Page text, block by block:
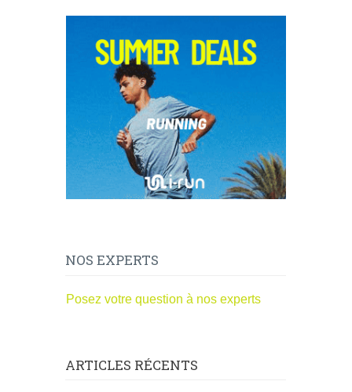
NOS EXPERTS
Posez votre question à nos experts
ARTICLES RÉCENTS